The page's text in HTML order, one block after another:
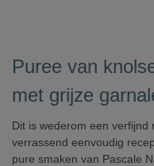
Puree van
met grijze
Dit is wederom een verfijnd
verrassend eenvoudig
pure smaken van Pascale